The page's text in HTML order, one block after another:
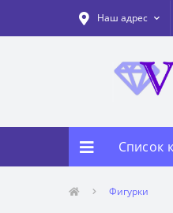
Наш адрес
Список
Фигурки